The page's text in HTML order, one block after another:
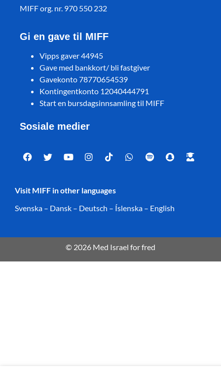
MIFF org. nr. 970 550 232
Gi en gave til MIFF
Vipps gaver 44945
Gave med bankkort/ bli fastgiver
Gavekonto 78770654539
Kontingentkonto 12040444791
Start en bursdagsinnsamling til MIFF
Sosiale medier
Visit MIFF in other languages
Svenska – Dansk – Deutsch – Íslenska – English
© 2026 Med Israel for fred